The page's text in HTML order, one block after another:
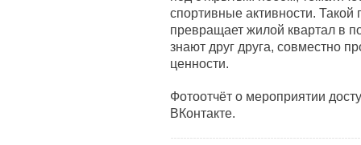
спортивные активности.
превращает жилой квартал в
знают друг друга, совместно
ценности.
Фотоотчёт о мероприятии
ВКонтакте.